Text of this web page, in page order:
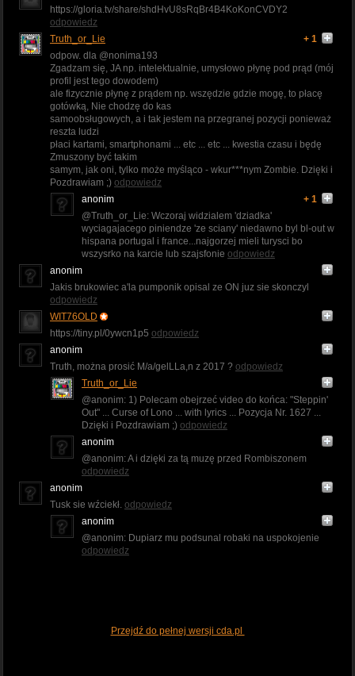
https://gloria.tv/share/shdHvU8sRqBr4B4KoKonCVDY2
odpowiedz
Truth_or_Lie
+ 1
odpow. dla @nonima193
Zgadzam się, JA np. intelektualnie, umysłowo płynę pod prąd (mój
profil jest tego dowodem)
ale fizycznie płynę z prądem np. wszędzie gdzie mogę, to płacę
gotówką, Nie chodzę do kas
samoobsługowych, a i tak jestem na przegranej pozycji ponieważ
reszta ludzi
płaci kartami, smartphonami ... etc ... etc ... kwestia czasu i będę
Zmuszony być takim
samym, jak oni, tylko może myśląco - wkur***nym Zombie. Dzięki i
Pozdrawiam ;) odpowiedz
anonim
+ 1
@Truth_or_Lie: Wczoraj widzialem 'dziadka'
wyciagajacego piniendze 'ze sciany' niedawno byl bl-out w
hispana portugal i france...najgorzej mieli turysci bo
wszysrko na karcie lub szajsfonie odpowiedz
anonim
Jakis brukowiec a'la pumponik opisal ze ON juz sie skonczyl
odpowiedz
WIT76OLD
https://tiny.pl/0ywcn1p5 odpowiedz
anonim
Truth, można prosić M/a/gelLLa,n z 2017 ? odpowiedz
Truth_or_Lie
@anonim: 1) Polecam obejrzeć video do końca: "Steppin'
Out" ... Curse of Lono ... with lyrics ... Pozycja Nr. 1627 ...
Dzięki i Pozdrawiam ;) odpowiedz
anonim
@anonim: A i dzięki za tą muzę przed Rombiszonem
odpowiedz
anonim
Tusk sie wźciekł. odpowiedz
anonim
@anonim: Dupiarz mu podsunal robaki na uspokojenie
odpowiedz
Przejdź do pełnej wersji cda.pl